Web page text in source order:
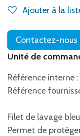
Ajouter à la
Contactez-nous
Unité de
Référence interne :
Référence
Filet de lavage bleu
Permet de